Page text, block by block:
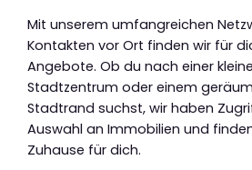
Mit unserem umfangreichen
Kontakten vor Ort finden wir für
Angebote. Ob du nach einer
Stadtzentrum oder einem
Stadtrand suchst, wir haben
Auswahl an Immobilien und
Zuhause für dich.